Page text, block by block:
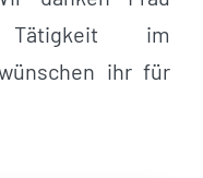
im
ihr für